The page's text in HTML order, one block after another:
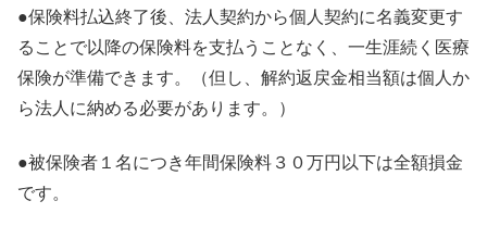
●保険料払込終了後、法人契約から個人契約に名義変更す
ることで以降の保険料を支払うことなく、一生涯続く医療
保険が準備できます。（但し、解約返戻金相当額は個人か
ら法人に納める必要があります。）
●被保険者１名につき年間保険料３０万円以下は全額損金
です。